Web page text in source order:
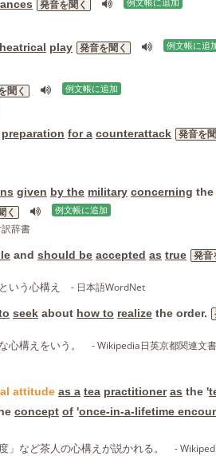
発音を聞く 例文帳に追加
play 発音を聞く 例文帳に追
聞く 例文帳に追加
preparation for a counterattack 発音を聞
given by the military concerning the
く 例文帳に追加
辞書
and should be accepted as true 発音
いう心構え - 日本語WordNet
seek about how to realize the order.
構えをいう。
- Wikipedia日英京都関連文
attitude as a tea practitioner as the '
concept of 'once-in-a-lifetime
など茶人の心構えが説かれる。
-